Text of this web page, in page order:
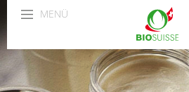
MENÜ